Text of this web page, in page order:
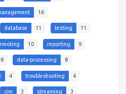
16
database 11 testing 11
10 reporting 9
8 data-processing 8
4 troubleshooting 4
cim 3 streaming 3